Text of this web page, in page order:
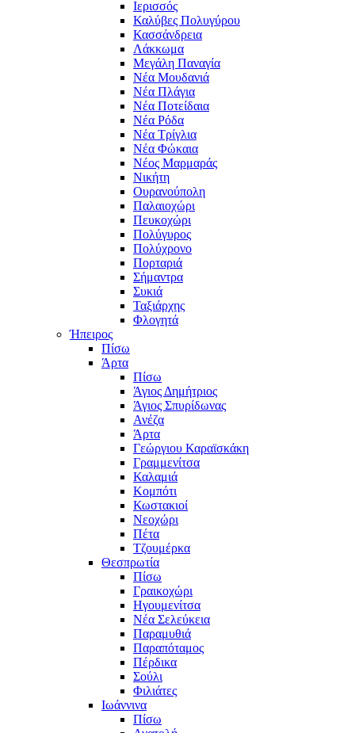
Ιερισσός
Καλύβες Πολυγύρου
Κασσάνδρεια
Λάκκωμα
Μεγάλη Παναγία
Νέα Μουδανιά
Νέα Πλάγια
Νέα Ποτείδαια
Νέα Ρόδα
Νέα Τρίγλια
Νέα Φώκαια
Νέος Μαρμαράς
Νικήτη
Ουρανούπολη
Παλαιοχώρι
Πευκοχώρι
Πολύγυρος
Πολύχρονο
Πορταριά
Σήμαντρα
Συκιά
Ταξιάρχης
Φλογητά
Ήπειρος
Πίσω
Άρτα
Πίσω
Άγιος Δημήτριος
Άγιος Σπυρίδωνας
Ανέζα
Άρτα
Γεώργιου Καραϊσκάκη
Γραμμενίτσα
Καλαμιά
Κομπότι
Κωστακιοί
Νεοχώρι
Πέτα
Τζουμέρκα
Θεσπρωτία
Πίσω
Γραικοχώρι
Ηγουμενίτσα
Νέα Σελεύκεια
Παραμυθιά
Παραπόταμος
Πέρδικα
Σούλι
Φιλιάτες
Ιωάννινα
Πίσω